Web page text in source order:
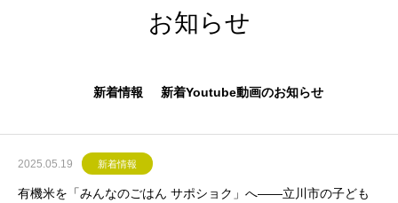
お知らせ
新着情報 新着Youtube動画のお知らせ
2025.05.19 新着情報
有機米を「みんなのごはん サポショク」へ——立川市の子ども